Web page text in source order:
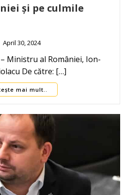
și pe culmile
April 30, 2024
Ministru al României, Ion-
De către: […]
mai mult..